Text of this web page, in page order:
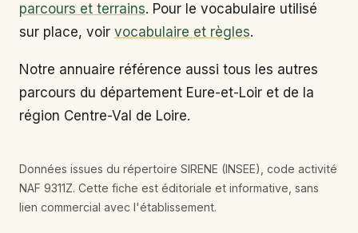
parcours et terrains. Pour le vocabulaire utilisé
sur place, voir vocabulaire et règles.
Notre annuaire référence aussi tous les autres
parcours du département Eure-et-Loir et de la
région Centre-Val de Loire.
Données issues du répertoire SIRENE (INSEE), code activité
NAF 9311Z. Cette fiche est éditoriale et informative, sans
lien commercial avec l'établissement.